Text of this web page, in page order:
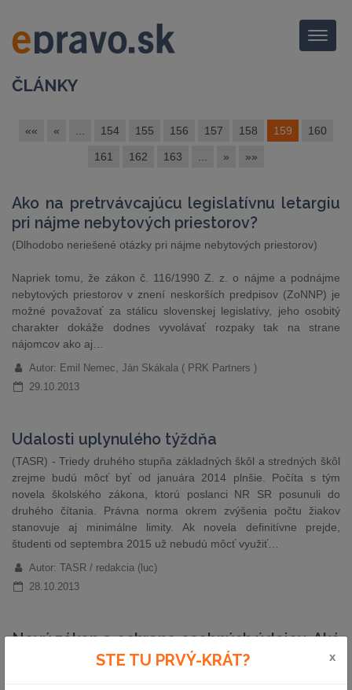
Menu
ČLÁNKY
«« « 154 155 156 157 158 159 160
161 162 163 » »»
Ako na pretrvávcajúcu legislatívnu letargiu
pri nájme nebytových priestorov?
(Dlhodobo neriešené otázky pri nájme nebytových priestorov)
Napriek tomu, že zákon č. 116/1990 Z. z. o nájme a podnájme
nebytových priestorov v znení neskorších predpisov (ZoNNP) je
možné považovať za stálicu slovenskej legislatívy, jeho osobitý
charakter dokáže dodnes vyvolávať rozpaky tak na strane
nájomcov ako aj…
Autor: Emil Nemec, Ján Skákala ( PRK Partners )
29.10.2013
Udalosti uplynulého týždňa
(TASR) - Triedy druhého stupňa základných škôl a stredných škôl
zrejme budú môcť byť od januára 2014 plnšie. Počíta s tým
novela školského zákona, ktorú poslanci NR SR posunuli do
druhého čítania. Právna norma okrem zvýšenia počtu žiakov
stanovuje aj minimálne limity. Ak novela definitívne prejde,
študenti od septembra 2015 už nebudú môcť využiť…
Autor: TASR / redakcia (luc)
28.10.2013
Nový zákon o ochrane osobných údajov. Aké
zmeny prináša?STE TU PRVÝ-KRÁT? x